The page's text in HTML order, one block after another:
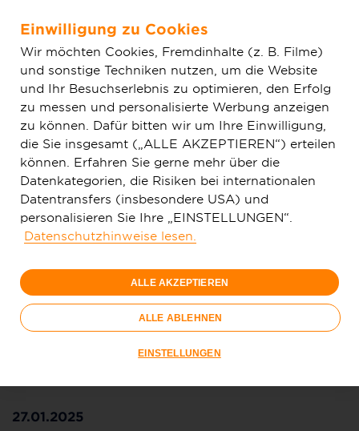
Zum Hauptinhalt springen
Aktuelles
GigaNetz kurz vor Fertigstellung des Glasfasernetzes
Der Glasfaserausbau in Beilstein befindet sich auf der
27.01.2025
Einwilligung zu Cookies
Wir möchten Cookies, Fremdinhalte (z. B. Filme)
und sonstige Techniken nutzen, um die Website
und Ihr Besuchserlebnis zu optimieren, den Erfolg
zu messen und personalisierte Werbung anzeigen
zu können. Dafür bitten wir um Ihre Einwilligung,
die Sie insgesamt („ALLE AKZEPTIEREN“) erteilen
können. Erfahren Sie gerne mehr über die
Datenkategorien, die Risiken bei internationalen
Datentransfers (insbesondere USA) und
personalisieren Sie Ihre „EINSTELLUNGEN“.
Datenschutzhinweise lesen.
ALLE AKZEPTIEREN
ALLE ABLEHNEN
EINSTELLUNGEN